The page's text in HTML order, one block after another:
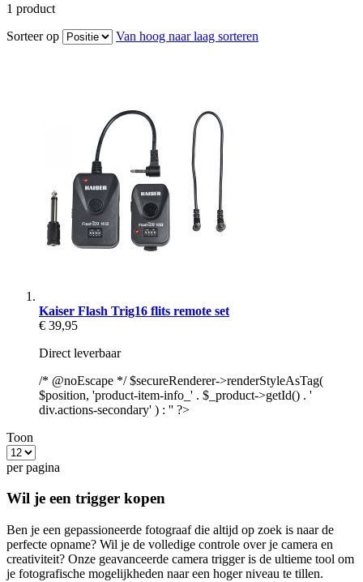
1 product
Sorteer op
Van hoog naar laag sorteren
Kaiser Flash Trig16 flits remote set
€ 39,95
Direct leverbaar
/* @noEscape */ $secureRenderer->renderStyleAsTag(
$position, 'product-item-info_' . $_product->getId() . '
div.actions-secondary' ) : '' ?>
Toon
per pagina
Wil je een trigger kopen
Ben je een gepassioneerde fotograaf die altijd op zoek is naar de
perfecte opname? Wil je de volledige controle over je camera en
creativiteit? Onze geavanceerde camera trigger is de ultieme tool om
je fotografische mogelijkheden naar een hoger niveau te tillen.